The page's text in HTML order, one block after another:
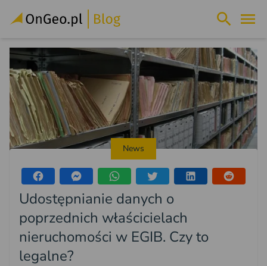
News
Udostępnianie danych o
poprzednich właścicielach
nieruchomości w EGIB. Czy to
legalne?